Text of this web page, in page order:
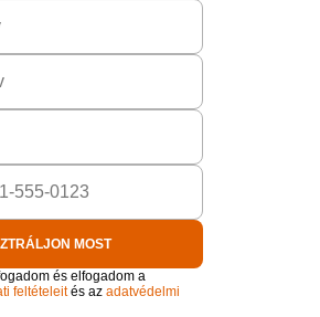
MOST
és elfogadom a
feltételeités azadatvédelmi